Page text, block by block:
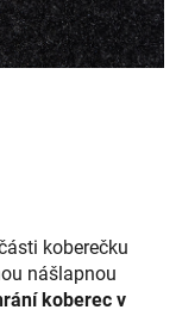
koberečku
nášlapnou
koberec v